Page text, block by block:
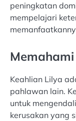
peningkatan
mempelajari
Keahlian Lilya
pahlawan lain.
untuk
kerusakan yang